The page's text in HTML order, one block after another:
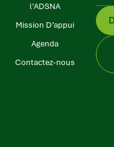
l’ADSNA
Mission D’appui
Age nda
Contactez-nous